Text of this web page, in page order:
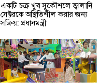
একটি চক্র খুব সুকৌশলে জ্বালানি
সেক্টরকে অস্থিতিশীল করার জন্য
সক্রিয়: প্রধানমন্ত্রী